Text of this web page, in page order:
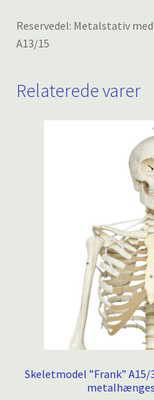
Reservedel: Metalstativ
A13/15
Relaterede varer
Skeletmodel ”Frank”